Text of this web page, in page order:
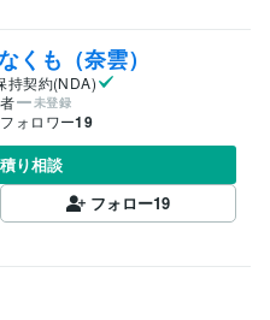
くも（奈雲）
持契約(NDA)
未登録
フォロワー19
り相談
フォロー19